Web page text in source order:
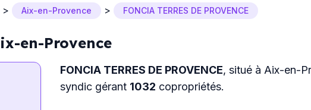
> Aix-en-Provence > FONCIA TERRES DE PROVENCE
en-Provence
FONCIA TERRES DE PROVENCE, situé à Aix-en-
syndic gérant 1032 copropriétés.